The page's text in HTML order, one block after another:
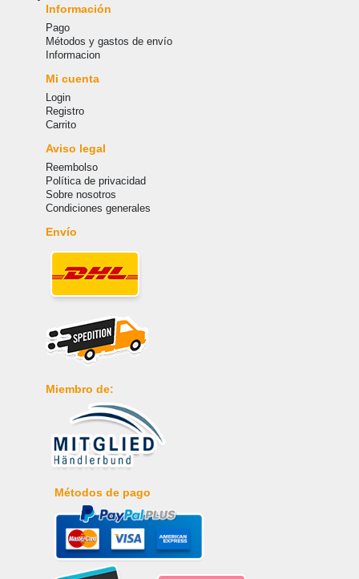
Información
Pago
Métodos y gastos de envío
Informacion
Mi cuenta
Login
Registro
Carrito
Aviso legal
Reembolso
Política de privacidad
Sobre nosotros
Condiciones generales
Envío
Miembro de:
Métodos de pago